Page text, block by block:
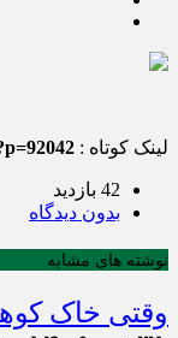
لینک کوتاه :
42 بازدید
بدون دیدگاه
نوشته های مشابه
وقتی خاک